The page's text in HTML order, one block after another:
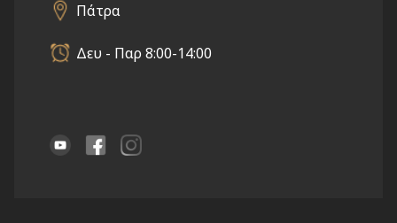
Πάτρα
Δευ - Παρ 8:00-14:00